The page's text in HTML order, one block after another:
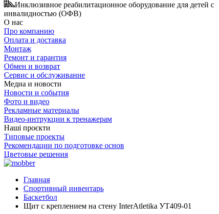
Инклюзивное реабилитационное оборудование для детей с
инвалидностью (ОФВ)
О нас
Про компанию
Оплата и доставка
Монтаж
Ремонт и гарантия
Обмен и возврат
Сервис и обслуживание
Медиа и новости
Новости и события
Фото и видео
Рекламные материалы
Видео-интрукции к тренажерам
Наші проєкти
Типовые проекты
Рекомендации по подготовке основ
Цветовые решения
Главная
Спортивный инвентарь
Баскетбол
Щит с креплением на стену InterAtletika УТ409-01